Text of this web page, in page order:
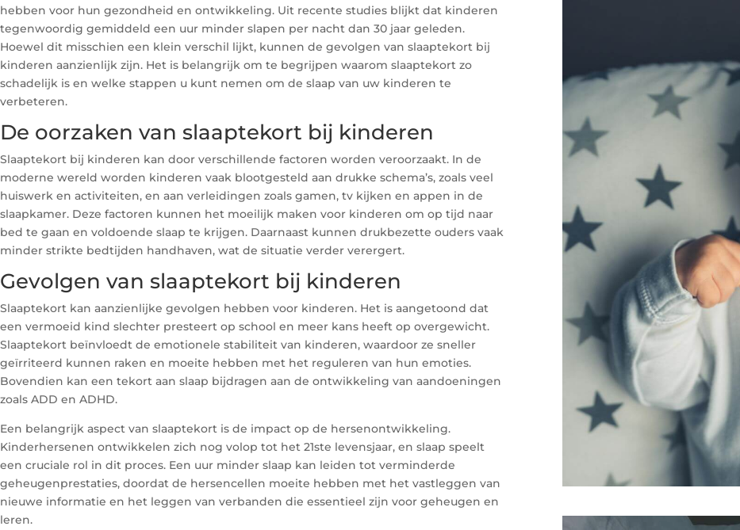
hebben voor hun gezondheid en ontwikkeling. Uit recente studies blijkt dat kinderen
tegenwoordig gemiddeld een uur minder slapen per nacht dan 30 jaar geleden.
Hoewel dit misschien een klein verschil lijkt, kunnen de gevolgen van slaaptekort bij
kinderen aanzienlijk zijn. Het is belangrijk om te begrijpen waarom slaaptekort zo
schadelijk is en welke stappen u kunt nemen om de slaap van uw kinderen te
verbeteren.
De oorzaken van slaaptekort bij kinderen
Slaaptekort bij kinderen kan door verschillende factoren worden veroorzaakt. In de
moderne wereld worden kinderen vaak blootgesteld aan drukke schema’s, zoals veel
huiswerk en activiteiten, en aan verleidingen zoals gamen, tv kijken en appen in de
slaapkamer. Deze factoren kunnen het moeilijk maken voor kinderen om op tijd naar
bed te gaan en voldoende slaap te krijgen. Daarnaast kunnen drukbezette ouders vaak
minder strikte bedtijden handhaven, wat de situatie verder verergert.
Gevolgen van slaaptekort bij kinderen
Slaaptekort kan aanzienlijke gevolgen hebben voor kinderen. Het is aangetoond dat
een vermoeid kind slechter presteert op school en meer kans heeft op overgewicht.
Slaaptekort beïnvloedt de emotionele stabiliteit van kinderen, waardoor ze sneller
geïrriteerd kunnen raken en moeite hebben met het reguleren van hun emoties.
Bovendien kan een tekort aan slaap bijdragen aan de ontwikkeling van aandoeningen
zoals ADD en ADHD.
Een belangrijk aspect van slaaptekort is de impact op de hersenontwikkeling.
Kinderhersenen ontwikkelen zich nog volop tot het 21ste levensjaar, en slaap speelt
een cruciale rol in dit proces. Een uur minder slaap kan leiden tot verminderde
geheugenprestaties, doordat de hersencellen moeite hebben met het vastleggen van
nieuwe informatie en het leggen van verbanden die essentieel zijn voor geheugen en
leren.